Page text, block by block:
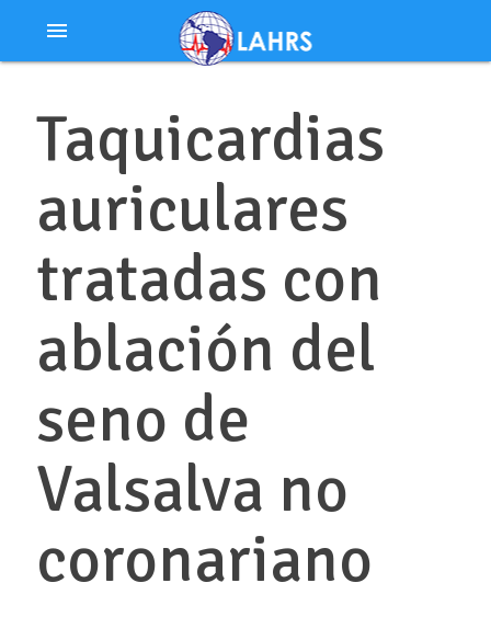
menu
Taquicardias
auriculares
tratadas con
ablación del
seno de
Valsalva no
coronariano